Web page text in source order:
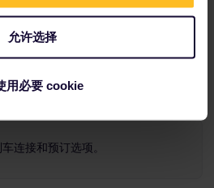
允许选择
用必要 cookie
汉堡中央火车站
柏林中央火车站
时间：2小时42分钟
0
订：可选
连接和预订选项。